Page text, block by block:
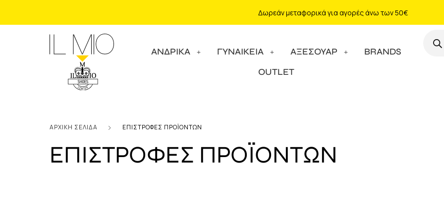
Δωρεάν μεταφορικά για αγορές άνω των 50€
ΑΝΔΡΙΚΑ ΓΥΝΑΙΚΕΙΑ ΑΞΕΣΟΥΑΡ
BRANDS
OUTLET
ΑΡΧΙΚΗ ΣΕΛΙΔΑ ΕΠΙΣΤΡΟΦΕΣ ΠΡΟΪΟΝΤΩΝ
ΕΠΙΣΤΡΟΦΕΣ ΠΡΟΪΟΝΤΩΝ